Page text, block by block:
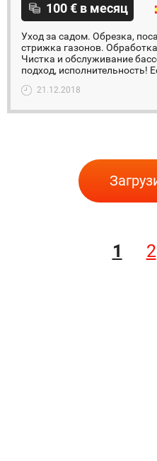
100 € в месяц
Уход за садом. Обрезка,
стрижка газонов.
Чистка и обслуживание
подход, исполнительность!
21.12.2018
1 2